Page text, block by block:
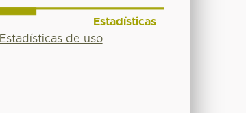
Estadísticas
Estadísticas de uso